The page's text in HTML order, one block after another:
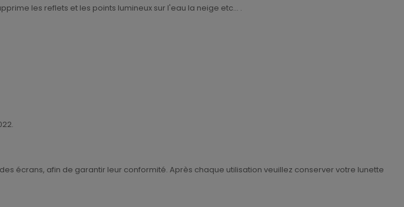
les reflets et les points lumineux sur l'eau la neige etc... .
écrans, afin de garantir leur conformité. Après chaque utilisation veuillez conserver votre lunette